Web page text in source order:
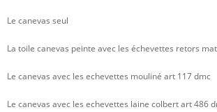
Le canevas seul
La toile canevas peinte avec les échevettes retors
Le canevas avec les echevettes mouliné art 117 dmc
Le canevas avec les echevettes laine colbert art 486